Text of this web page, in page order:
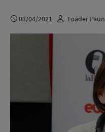
03/04/2021 Toader Paun